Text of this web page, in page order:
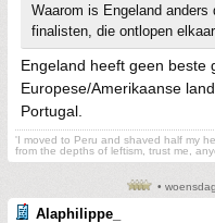
Waarom is Engeland
finalisten, die ontlopen
Engeland heeft geen beste
Europese/Amerikaanse
Portugal.
'I moved to Peru and shaved half my
from the depths of leftism, trust me,
•
Alaphilippe_